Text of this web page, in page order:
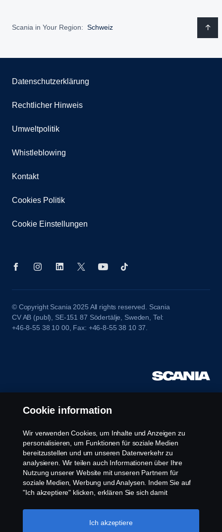
Scania in Your Region: Schweiz
Datenschutzerklärung
Rechtlicher Hinweis
Umweltpolitik
Whistleblowing
Kontakt
Cookies Politik
Cookie Einstellungen
© Copyright Scania 2025 All rights reserved. Scania
CV AB (publ), SE-151 87 Södertälje, Sweden, Tel:
+46-8-55 38 10 00, Fax: +46-8-55 38 10 37.
Cookie information
Wir verwenden Cookies, um Inhalte und Anzeigen zu
personalisieren, um Funktionen für soziale Medien
bereitzustellen und um unseren Datenverkehr zu
analysieren. Wir teilen auch Informationen über Ihre
Nutzung unserer Website mit unseren Partnern für
soziale Medien, Werbung und Analysen. Indem Sie auf
"Ich akzeptiere" klicken, erklären Sie sich damit
Informationen weitergegeben werden. Sie können Ihre
Cookies auch verwalten, indem Sie auf die "Cookie-
Ich akzeptiere